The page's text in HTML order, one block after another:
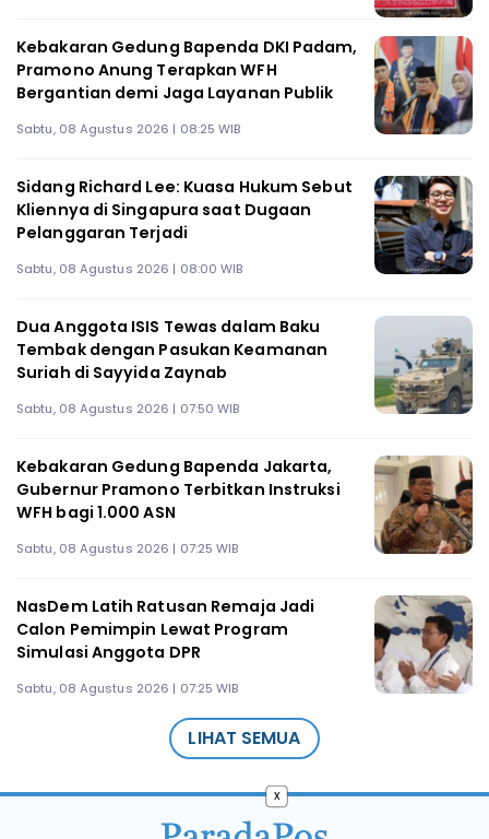
Kebakaran Gedung Bapenda DKI Padam,
Pramono Anung Terapkan WFH
Bergantian demi Jaga Layanan Publik
Sabtu, 08 Agustus 2026 | 08:25 WIB
Sidang Richard Lee: Kuasa Hukum Sebut
Kliennya di Singapura saat Dugaan
Pelanggaran Terjadi
Sabtu, 08 Agustus 2026 | 08:00 WIB
Dua Anggota ISIS Tewas dalam Baku
Tembak dengan Pasukan Keamanan
Suriah di Sayyida Zaynab
Sabtu, 08 Agustus 2026 | 07:50 WIB
Kebakaran Gedung Bapenda Jakarta,
Gubernur Pramono Terbitkan Instruksi
WFH bagi 1.000 ASN
Sabtu, 08 Agustus 2026 | 07:25 WIB
NasDem Latih Ratusan Remaja Jadi
Calon Pemimpin Lewat Program
Simulasi Anggota DPR
Sabtu, 08 Agustus 2026 | 07:25 WIB
LIHAT SEMUA
x